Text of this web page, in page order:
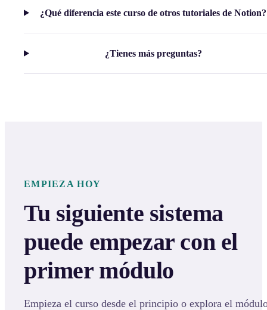
¿Qué diferencia este curso de otros tutoriales de Notion?
¿Tienes más preguntas?
EMPIEZA HOY
Tu siguiente sistema
puede empezar con el
primer módulo
Empieza el curso desde el principio o explora el